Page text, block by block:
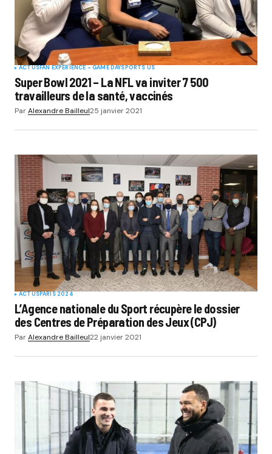
ACTUSFAN EXPERIENCE - GAME DAYSPORTS US
Super Bowl 2021 – La NFL va inviter 7 500
travailleurs de la santé, vaccinés
ParAlexandre Bailleul25 janvier 2021
ACTUSPARIS 2024
L’Agence nationale du Sport récupère le dossier
des Centres de Préparation des Jeux (CPJ)
ParAlexandre Bailleul22 janvier 2021